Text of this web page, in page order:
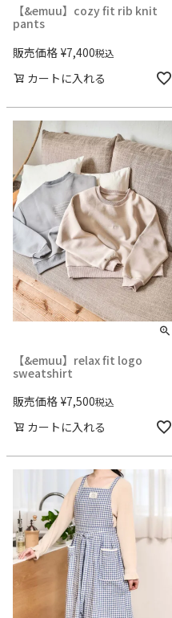
【&emuu】cozy fit rib knit
pants
販売価格 ¥7,400税込
カートに入れる
【&emuu】relax fit logo
sweatshirt
販売価格 ¥7,500税込
カートに入れる